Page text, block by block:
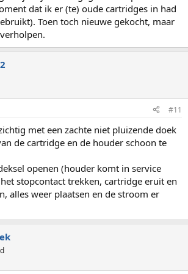
dat ik er (te) oude cartridges in had
Toen toch nieuwe gekocht, maar
#11
met een zachte niet pluizende doek
de cartridge en de houder schoon te
openen (houder komt in service
stopcontact trekken, cartridge eruit en
alles weer plaatsen en de stroom er